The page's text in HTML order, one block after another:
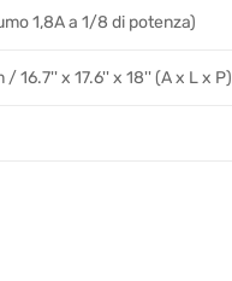
1,8A a 1/8 di potenza)
16.7'' x 17.6'' x 18'' (A x L x P)